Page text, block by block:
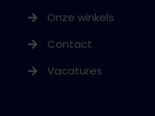
Onze winkels
Contact
Vacatures